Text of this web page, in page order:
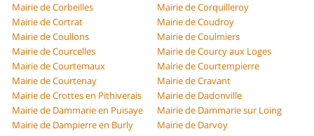
Mairie de Corbeilles
Mairie de Corquilleroy
Mairie de Cortrat
Mairie de Coudroy
Mairie de Coullons
Mairie de Coulmiers
Mairie de Courcelles
Mairie de Courcy aux Loges
Mairie de Courtemaux
Mairie de Courtempierre
Mairie de Courtenay
Mairie de Cravant
Mairie de Crottes en Pithiverais
Mairie de Dadonville
Mairie de Dammarie en Puisaye
Mairie de Dammarie sur Loing
Mairie de Dampierre en Burly
Mairie de Darvoy